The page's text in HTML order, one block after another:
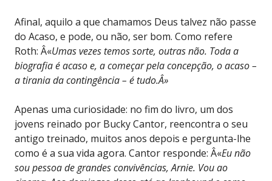
Afinal, aquilo a que chamamos Deus talvez não passe
do Acaso, e pode, ou não, ser bom. Como refere
Roth: Â«Umas vezes temos sorte, outras não. Toda a
biografia é acaso e, a começar pela concepção, o acaso –
a tirania da contingência – é tudo.Â»
Apenas uma curiosidade: no fim do livro, um dos
jovens reinado por Bucky Cantor, reencontra o seu
antigo treinado, muitos anos depois e pergunta-lhe
como é a sua vida agora. Cantor responde: Â«Eu não
sou pessoa de grandes convivências, Arnie. Vou ao